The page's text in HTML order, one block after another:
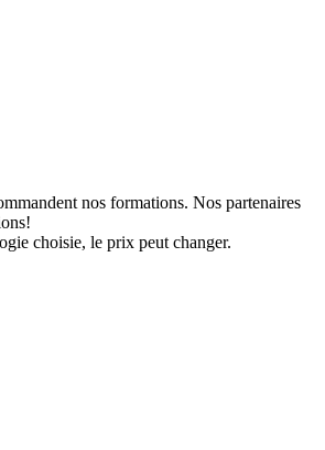
nos formations. Nos partenaires
choisie, le prix peut changer.